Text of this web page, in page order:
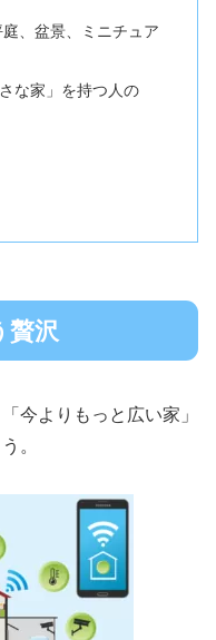
、盆景、ミニチュア
な家」を持つ人の
贅沢
今よりもっと広い家」
。